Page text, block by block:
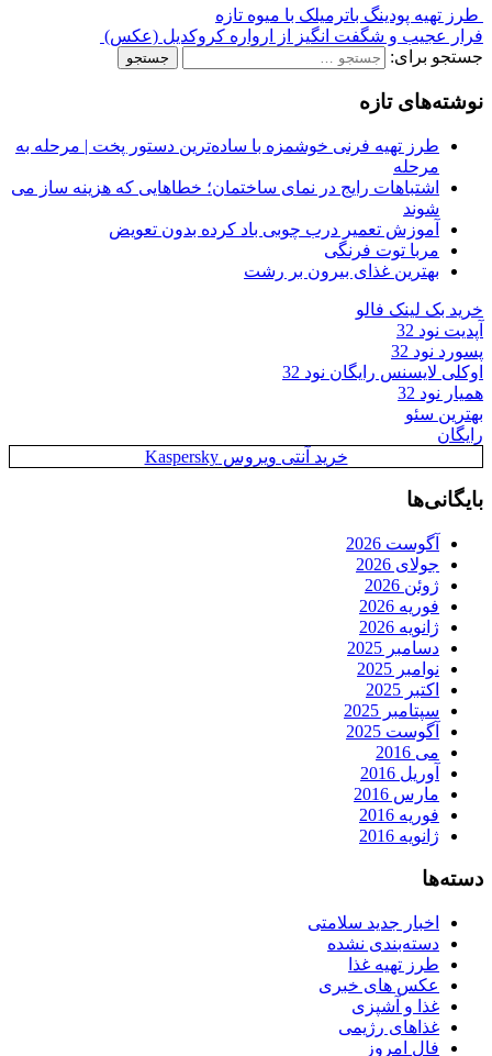
طرز تهیه پودینگ باترمیلک با میوه تازه
فرار عجیب و شگفت انگیز از ارواره کروکدیل (عکس)
جستجو برای:
نوشته‌های تازه
طرز تهیه فرنی خوشمزه با ساده‌ترین دستور پخت | مرحله به
مرحله
اشتباهات رایج در نمای ساختمان؛ خطاهایی که هزینه ساز می
شوند
آموزش تعمیر درب چوبی باد کرده بدون تعویض
مربا توت فرنگی
بهترین غذای بیرون بر رشت
خرید بک لینک فالو
آپدیت نود 32
پسورد نود 32
اوکلی لایسنس رایگان نود 32
همیار نود 32
بهترین سئو
رایگان
خرید آنتی ویروس Kaspersky
بایگانی‌ها
آگوست 2026
جولای 2026
ژوئن 2026
فوریه 2026
ژانویه 2026
دسامبر 2025
نوامبر 2025
اکتبر 2025
سپتامبر 2025
آگوست 2025
می 2016
آوریل 2016
مارس 2016
فوریه 2016
ژانویه 2016
دسته‌ها
اخبار جدید سلامتی
دسته‌بندی نشده
طرز تهیه غذا
عکس های خبری
غذا و آشپزی
غذاهای رژیمی
فال امروز